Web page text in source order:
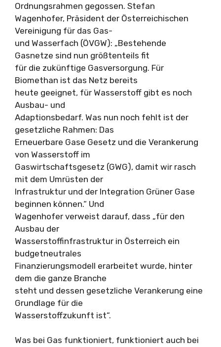
Ordnungsrahmen gegossen. Stefan
Wagenhofer, Präsident der Österreichischen
Vereinigung für das Gas-
und Wasserfach (ÖVGW): „Bestehende
Gasnetze sind nun größtenteils fit
für die zukünftige Gasversorgung. Für
Biomethan ist das Netz bereits
heute geeignet, für Wasserstoff gibt es noch
Ausbau- und
Adaptionsbedarf. Was nun noch fehlt ist der
gesetzliche Rahmen: Das
Erneuerbare Gase Gesetz und die Verankerung
von Wasserstoff im
Gaswirtschaftsgesetz (GWG), damit wir rasch
mit dem Umrüsten der
Infrastruktur und der Integration Grüner Gase
beginnen können.“ Und
Wagenhofer verweist darauf, dass „für den
Ausbau der
Wasserstoffinfrastruktur in Österreich ein
budgetneutrales
Finanzierungsmodell erarbeitet wurde, hinter
dem die ganze Branche
steht und dessen gesetzliche Verankerung eine
Grundlage für die
Wasserstoffzukunft ist“.
Was bei Gas funktioniert, funktioniert auch bei